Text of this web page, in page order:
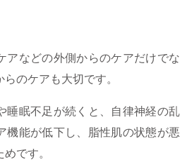
アなどの外側からのケアだけでな
のケアも大切です。
睡眠不足が続くと、自律神経の乱
機能が低下し、脂性肌の状態が悪
です。